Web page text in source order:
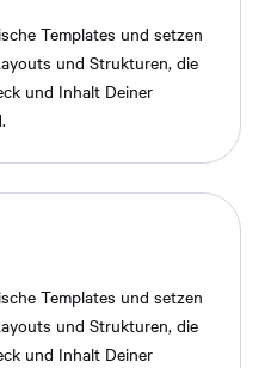
Templates und setzen
und Strukturen, die
und Inhalt Deiner
Templates und setzen
und Strukturen, die
und Inhalt Deiner